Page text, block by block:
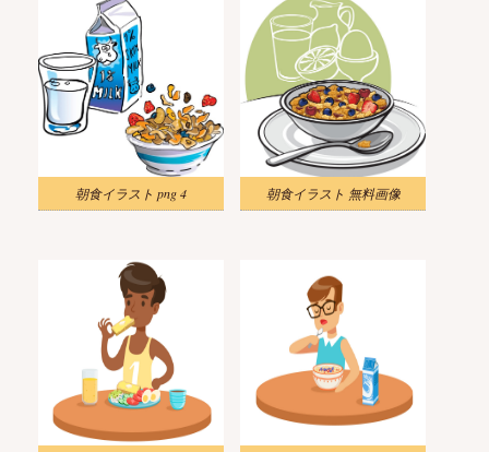
朝食イラスト png 4 朝食イラスト 無料画像